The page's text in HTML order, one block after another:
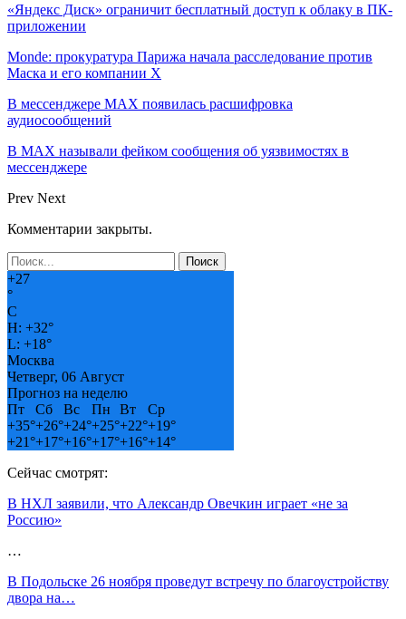
«Яндекс Диск» ограничит бесплатный доступ к облаку в ПК-
приложении
Monde: прокуратура Парижа начала расследование против
Маска и его компании X
В мессенджере MAX появилась расшифровка
аудиосообщений
В МAX называли фейком сообщения об уязвимостях в
мессенджере
Prev Next
Комментарии закрыты.
+27
°
C
H: +32°
L: +18°
Москва
Четверг, 06 Август
Прогноз на неделю
Пт
Сб Вс Пн Вт
Ср
+35°+26°+24°+25°+22°+19°
+21°+17°+16°+17°+16°+14°
Сейчас смотрят:
В НХЛ заявили, что Александр Овечкин играет «не за
Россию»
…
В Подольске 26 ноября проведут встречу по благоустройству
двора на…